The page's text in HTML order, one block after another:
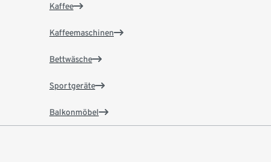
Kaffee
Kaffeemaschinen
Bettwäsche
Sportgeräte
Balkonmöbel